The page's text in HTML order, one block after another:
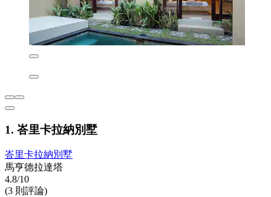
1. 峇里卡拉納別墅
峇里卡拉納別墅
馬亨德拉達塔
4.8/10
(3 則評論)